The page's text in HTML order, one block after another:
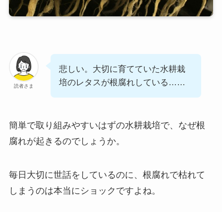
読者さま
悲しい。大切に育てていた水耕栽
培のレタスが根腐れしている……
簡単で取り組みやすいはずの水耕栽培で、なぜ根
腐れが起きるのでしょうか。
毎日大切に世話をしているのに、根腐れで枯れて
しまうのは本当にショックですよね。